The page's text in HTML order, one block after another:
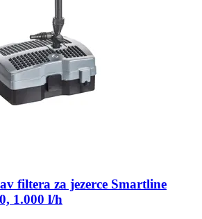
filtera za jezerce Smartline
1.000 l/h